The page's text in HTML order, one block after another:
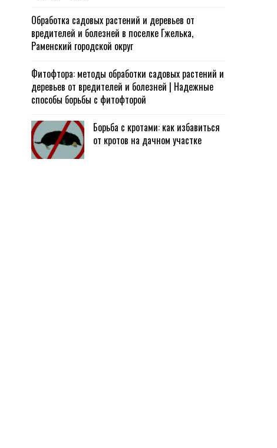
Обработка садовых растений и деревьев от
вредителей и болезней в поселке Гжелька,
Раменский городской округ
Фитофтора: методы обработки садовых растений и
деревьев от вредителей и болезней | Надежные
способы борьбы с фитофторой
Борьба с кротами: как избавиться
от кротов на дачном участке